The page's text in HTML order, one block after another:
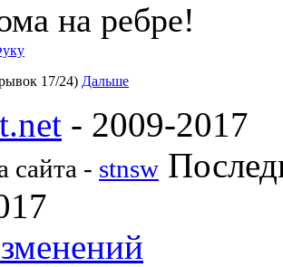
на ребре!
17/24) Дальше
- 2009-2017
сайта - stnsw